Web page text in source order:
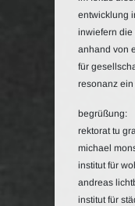
entwicklung
inwiefern die
anhand von
für
resonanz
begrüßung:
rektorat tu
michael
institut für
andreas
institut für